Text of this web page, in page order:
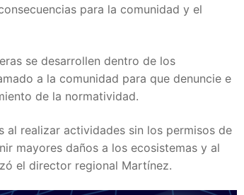
para la comunidad y el
se desarrollen dentro de los
a la comunidad para que denuncie e
de la normatividad.
al realizar actividades sin los permisos de
mayores daños a los ecosistemas y al
el director regional Martínez.